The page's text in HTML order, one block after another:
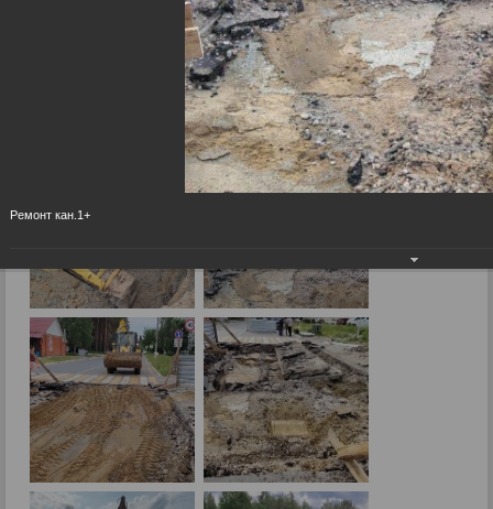
Ремонт канализационного коллектора! 2025
Ремонт кан.1+